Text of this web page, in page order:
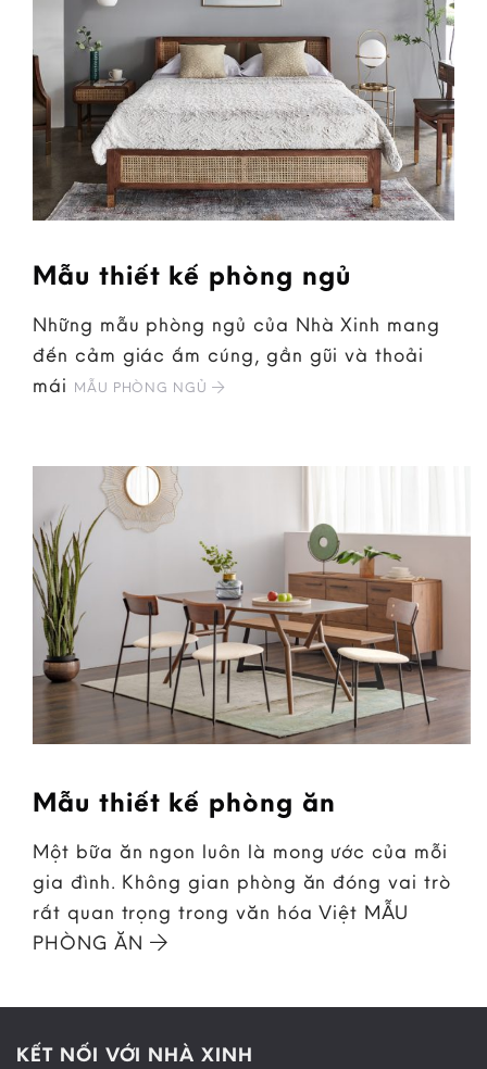
Mẫu thiết kế phòng ngủ
Những mẫu phòng ngủ của Nhà Xinh mang
đến cảm giác ấm cúng, gần gũi và thoải
mái MẪU PHÒNG NGỦ
Mẫu thiết kế phòng ăn
Một bữa ăn ngon luôn là mong ước của mỗi
gia đình. Không gian phòng ăn đóng vai trò
rất quan trọng trong văn hóa Việt MẪU
PHÒNG ĂN
KẾT NỐI VỚI NHÀ XINH